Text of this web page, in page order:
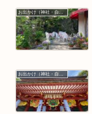
お出かけ（神社・自然・旅）
お出かけ（神社・自然・旅）